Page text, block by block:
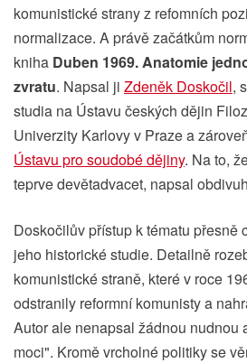
komunistické strany z refomních
normalizace. A právě začátkům
kniha Duben 1969. Anatomie
zvratu. Napsal ji Zdeněk Doskočil,
studia na Ústavu českých dějin
Univerzity Karlovy v Praze a
Ústavu pro soudobé dějiny. Na to,
teprve devětadvacet, napsal
Doskočilův přístup k tématu přesně
jeho historické studie. Detailně
komunistické straně, které v roce
odstranily reformní komunisty a
Autor ale nenapsal žádnou nudnou
moci". Kromě vrcholné politiky se